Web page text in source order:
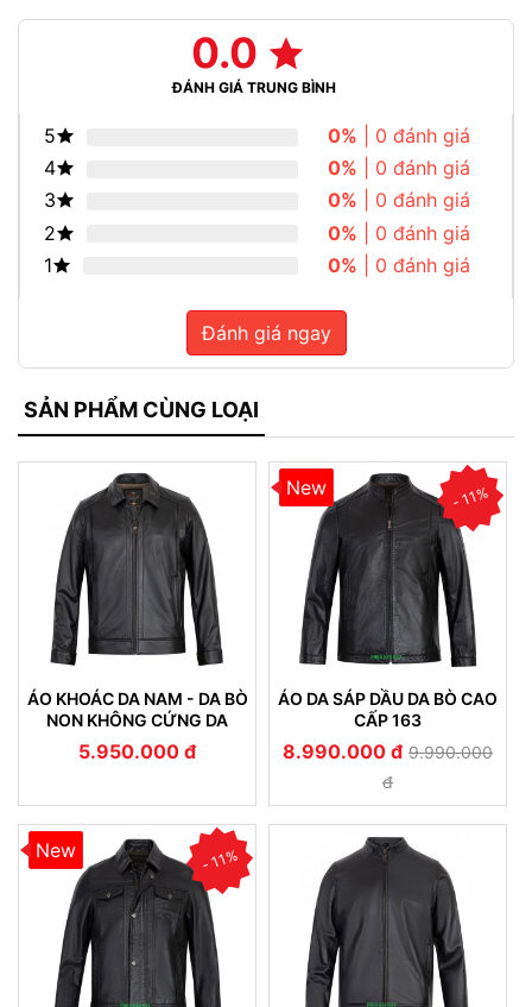
0.0
ĐÁNH GIÁ TRUNG BÌNH
5 0% | 0 đánh giá
4
0% | 0 đánh giá
3
0% | 0 đánh giá
2
0% | 0 đánh giá
1
0% | 0 đánh giá
Đánh giá ngay
SẢN PHẨM CÙNG LOẠI
ÁO KHOÁC DA NAM - DA BÒ
NON KHÔNG CỨNG DA
(107)
5.950.000 đ
New - 11%
ÁO DA SÁP DẦU DA BÒ CAO
CẤP 163
8.990.000 đ 9.990.000
đ
New - 11%